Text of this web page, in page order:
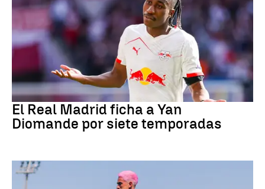
Fútbol
El Real Madrid ficha a Yan
Diomande por siete temporadas